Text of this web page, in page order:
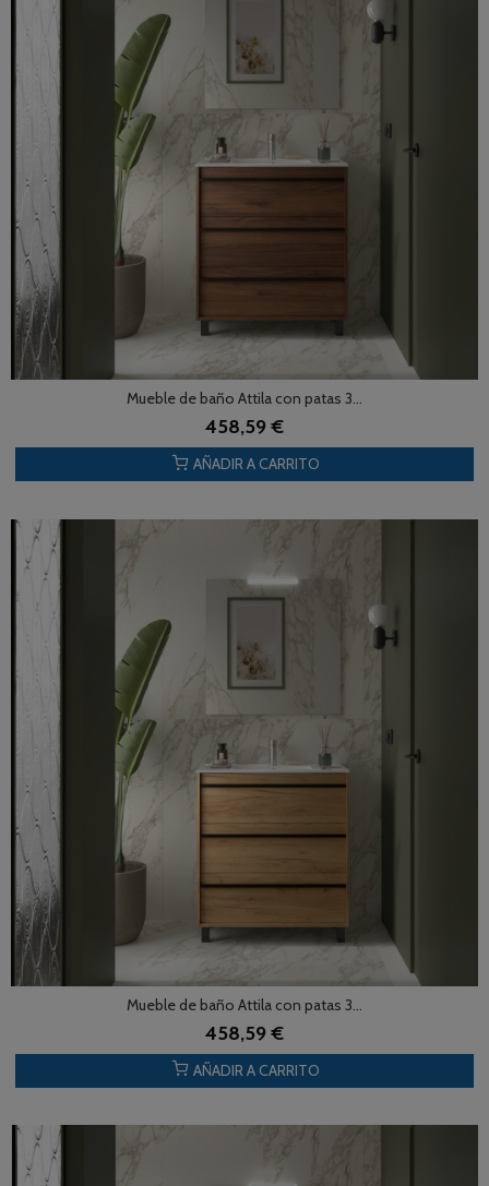
Mueble de baño Attila con patas 3...
458,59 €
AÑADIR A CARRITO
Mueble de baño Attila con patas 3...
458,59 €
AÑADIR A CARRITO